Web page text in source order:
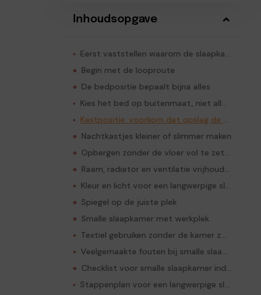
Inhoudsopgave
Eerst vaststellen waarom de slaapkamer krap voelt
Begin met de looproute
De bedpositie bepaalt bijna alles
Kies het bed op buitenmaat, niet alleen op matrasmaat
Kastpositie: voorkom dat opslag de kamer blokkeert
Nachtkastjes kleiner of slimmer maken
Opbergen zonder de vloer vol te zetten
Raam, radiator en ventilatie vrijhouden
Kleur en licht voor een langwerpige slaapkamer
Spiegel op de juiste plek
Smalle slaapkamer met werkplek
Textiel gebruiken zonder de kamer zwaar te maken
Veelgemaakte fouten bij smalle slaapkamer indelen
Checklist voor smalle slaapkamer indelen
Stappenplan voor een langwerpige slaapkamer indelen